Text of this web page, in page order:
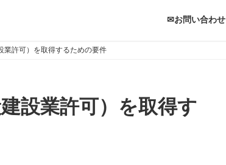
✉お問い合わせ
業許可）を取得するための要件
設業許可）を取得す